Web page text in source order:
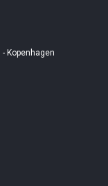
Kopenhagen